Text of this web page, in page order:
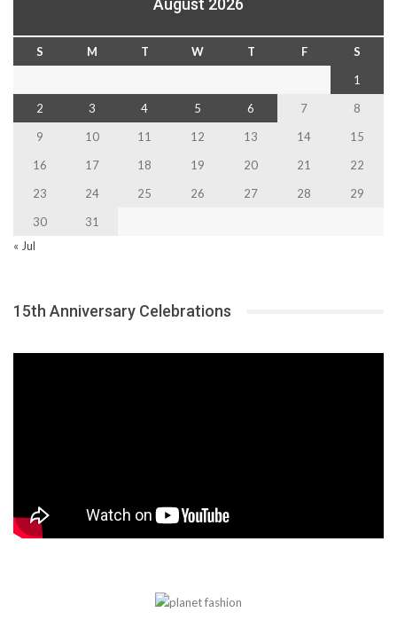
August 2026
S M T W T F
S
1
2
3 4 5 6 7
8
9
10 11 12 13 14
15
16
17 18 19 20 21
22
23
24 25 26 27 28
29
30
31
« Jul
15th Anniversary Celebrations